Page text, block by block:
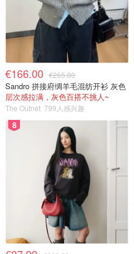
€166.00 €265.00
Sandro 拼接府绸羊毛混纺开衫 灰色
层次感拉满，灰色百搭不挑人~
The Outnet 799人感兴趣
8